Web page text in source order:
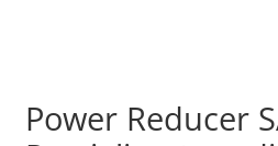
Power Reducer